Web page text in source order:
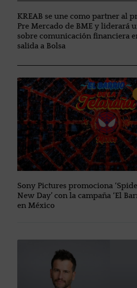
KREAB se une como partner al
Pre Mercado de BME y liderará
sobre comunicación financiera
salida a Bolsa
Sony Pictures promociona
New Day’ con la campaña ‘El
en México